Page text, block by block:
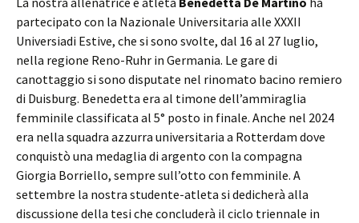
partecipato con la Nazionale Universitaria alle XXXII
Universiadi Estive, che si sono svolte, dal 16 al 27 luglio,
nella regione Reno-Ruhr in Germania. Le gare di
canottaggio si sono disputate nel rinomato bacino remiero
di Duisburg. Benedetta era al timone dell’ammiraglia
femminile classificata al 5° posto in finale. Anche nel 2024
era nella squadra azzurra universitaria a Rotterdam dove
conquistò una medaglia di argento con la compagna
Giorgia Borriello, sempre sull’otto con femminile. A
settembre la nostra studente-atleta si dedicherà alla
discussione della tesi che concluderà il ciclo triennale in